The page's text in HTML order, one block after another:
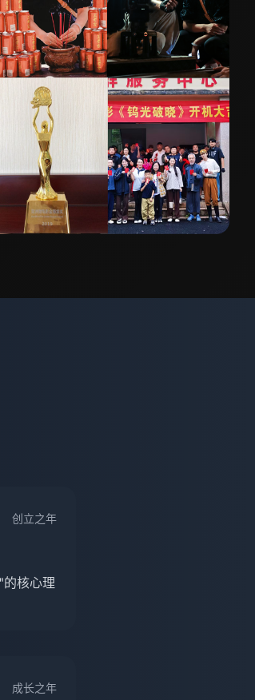
创立之年
核心理
成长之年